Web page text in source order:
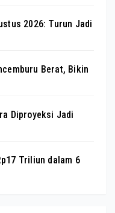
2026: Turun Jadi
Berat, Bikin
Diproyeksi Jadi
Triliun dalam 6